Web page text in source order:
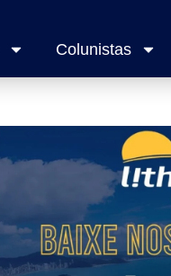
Colunistas